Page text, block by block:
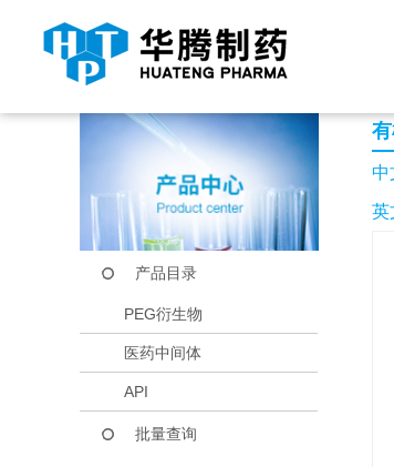
当前位置： 首页 产品中心 2-
产品目录
PEG衍生物
医药中间体
API
批量查询
中
英